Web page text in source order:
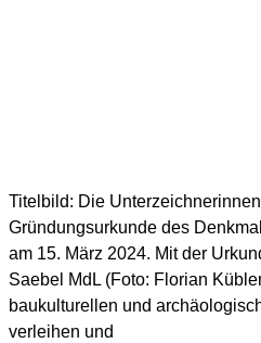
Titelbild: Die
Gründungsurkunde des
am 15. März 2024. Mit der
Saebel MdL (Foto: Florian
baukulturellen und
verleihen und